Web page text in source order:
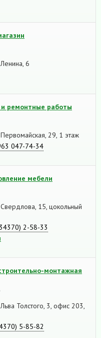
6
ремонтные работы
29, 1 этаж
047-74-34
мебели
15, цокольный
2-58-33
монтажная
Толстого, 3, офис 203,
5-85-82